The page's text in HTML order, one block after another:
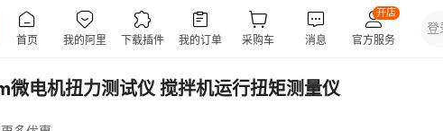
电机扭力测试仪 搅拌机运行扭矩测量仪